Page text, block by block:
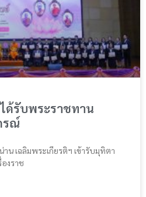
ด้รับพระราชทาน
รณ์
น เฉลิมพระเกียรติฯ เข้ารับมุทิตา
งราช